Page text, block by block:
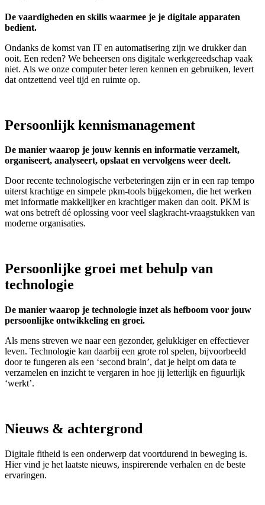
De vaardigheden en skills waarmee je je digitale apparaten
bedient.
Ondanks de komst van IT en automatisering zijn we drukker dan
ooit. Een reden? We beheersen ons digitale werkgereedschap vaak
niet. Als we onze computer beter leren kennen en gebruiken, levert
dat ontzettend veel tijd en ruimte op.
Persoonlijk kennismanagement
De manier waarop je jouw kennis en informatie verzamelt,
organiseert, analyseert, opslaat en vervolgens weer deelt.
Door recente technologische verbeteringen zijn er in een rap tempo
uiterst krachtige en simpele pkm-tools bijgekomen, die het werken
met informatie makkelijker en krachtiger maken dan ooit. PKM is
wat ons betreft dé oplossing voor veel slagkracht-vraagstukken van
moderne organisaties.
Persoonlijke groei met behulp van
technologie
De manier waarop je technologie inzet als hefboom voor jouw
persoonlijke ontwikkeling en groei.
Als mens streven we naar een gezonder, gelukkiger en effectiever
leven. Technologie kan daarbij een grote rol spelen, bijvoorbeeld
door te fungeren als een ‘second brain’, dat je helpt om data te
verzamelen en inzicht te vergaren in hoe jij letterlijk en figuurlijk
‘werkt’.
Nieuws & achtergrond
Digitale fitheid is een onderwerp dat voortdurend in beweging is.
Hier vind je het laatste nieuws, inspirerende verhalen en de beste
ervaringen.